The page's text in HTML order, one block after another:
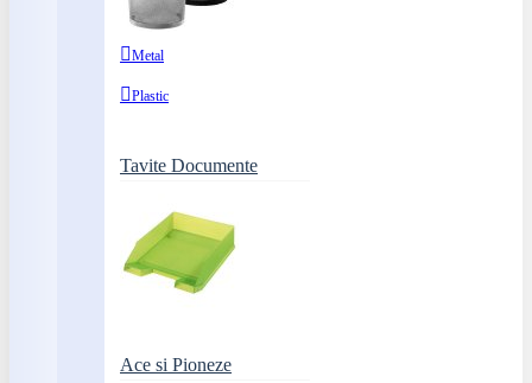
Metal
Plastic
Tavite Documente
Ace si Pioneze